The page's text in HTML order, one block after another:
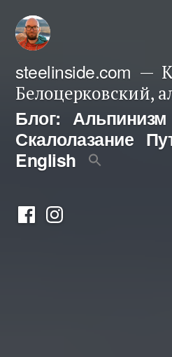
Перейти
содержимому
steelinside.com
Белоцерковский,
Блог: Альпинизм
Скалолазание
English
ФейсбукИнстаграм